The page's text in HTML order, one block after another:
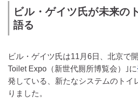
ビル・ゲイツ氏が未来の
語る
ビル・ゲイツ氏は11月6日、北京で
Toilet Expo（新世代厠所博覧会）｣に
発している、新たなシステムのトイ
りました。